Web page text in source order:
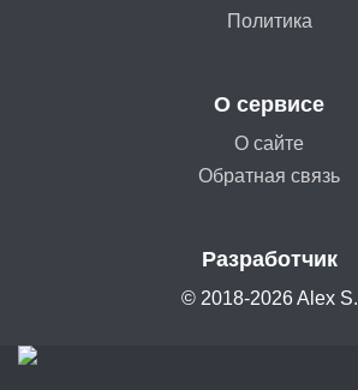
Политика
О сервисе
О сайте
Обратная связь
Разработчик
© 2018-2026 Alex S.